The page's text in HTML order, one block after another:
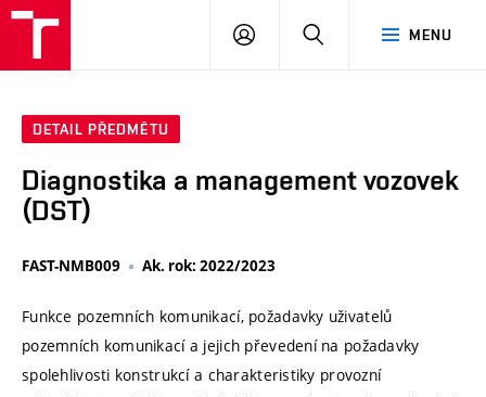
MENU
PŘIHLÁSIT
DETAIL PŘEDMĚTU
Diagnostika a management vozovek
(DST)
FAST-NMB009 Ak. rok: 2022/2023
Funkce pozemních komunikací, požadavky uživatelů
pozemních komunikací a jejich převedení na požadavky
spolehlivosti konstrukcí a charakteristiky provozní